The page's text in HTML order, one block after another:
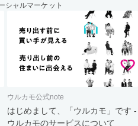
シャルマーケット
ウルカモ公式note
はじめまして、「ウルカモ」です -
ウルカモのサービスについて